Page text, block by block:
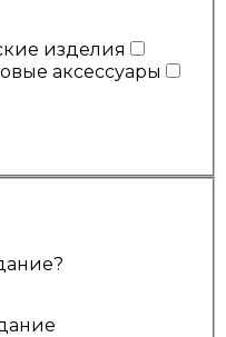
изделия
аксессуары